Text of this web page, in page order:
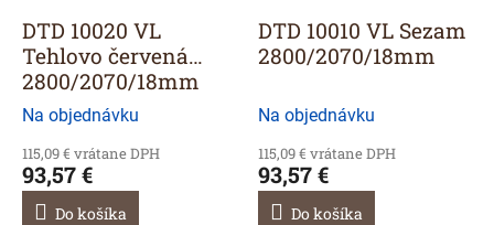
DTD 10020 VL
Tehlovo červená
2800/2070/18mm
Na objednávku
115,09 € vrátane DPH
93,57 €
Do košíka
DTD 10010 VL Sezam
2800/2070/18mm
Na objednávku
115,09 € vrátane DPH
93,57 €
Do košíka